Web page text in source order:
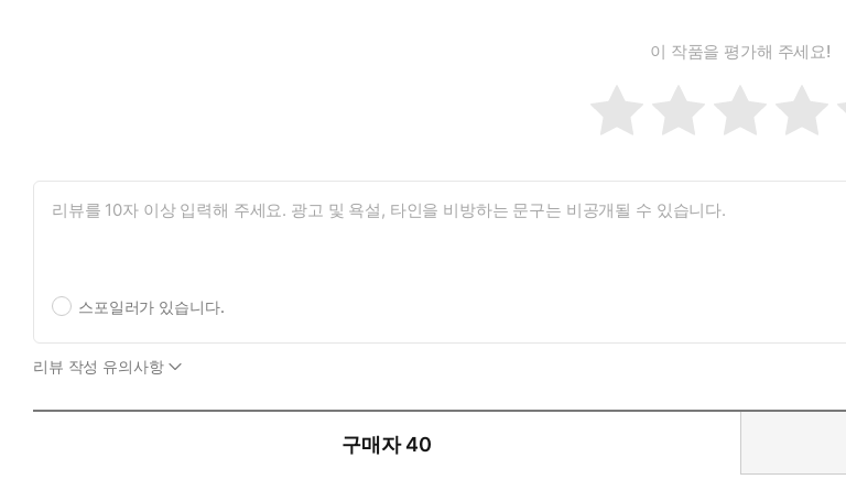
이 작품을 평가해 주세요!
스포일러가 있습니다.
리뷰 작성 유의사항
구매자 40